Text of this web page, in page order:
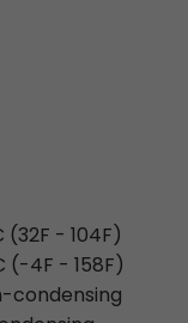
- 104F)
(-4F - 158F)
condensing